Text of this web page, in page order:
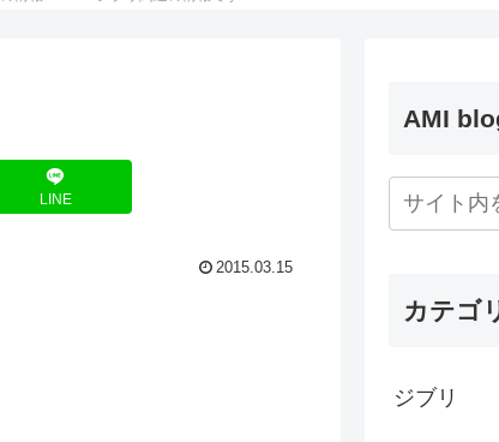
LINE
2015.03.15
AMI
カテゴ
ジブリ